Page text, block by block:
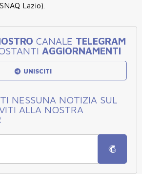
Lazio).
CANALE TELEGRAM
AGGIORNAMENTI
UNISCITI
NESSUNA NOTIZIA SUL
ALLA NOSTRA